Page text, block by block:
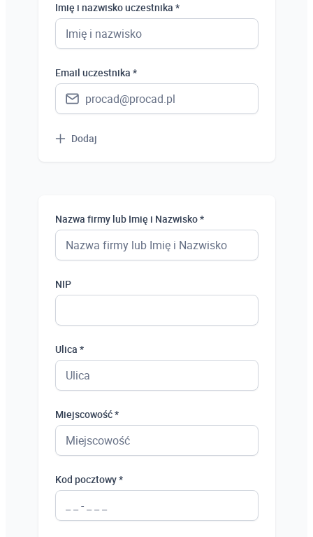
Imię i nazwisko uczestnika *
Email uczestnika *
Dodaj
Nazwa firmy lub Imię i Nazwisko *
NIP
Ulica *
Miejscowość *
Kod pocztowy *
Uczeń
Bezrobotny